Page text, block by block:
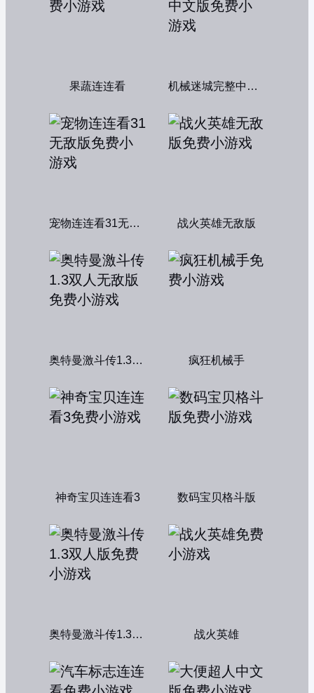
果蔬连连看 机械迷城完整中文版
宠物连连看31无敌版 战火英雄无敌版
奥特曼激斗传1.3双人无敌版 疯狂机械手
神奇宝贝连连看3 数码宝贝格斗版
奥特曼激斗传1.3双人版 战火英雄